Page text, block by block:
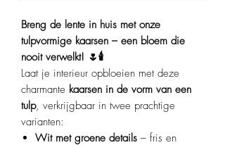
Breng de lente in huis met onze
tulpvormige kaarsen – een bloem die
nooit verwelkt! 🌷🕯️
Laat je interieur opbloeien met deze
charmante kaarsen in de vorm van een
tulp, verkrijgbaar in twee prachtige
varianten:​
Wit met groene details – fris en